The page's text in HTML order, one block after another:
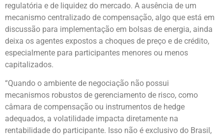
regulatória e de liquidez do mercado. A ausência de um
mecanismo centralizado de compensação, algo que está em
discussão para implementação em bolsas de energia, ainda
deixa os agentes expostos a choques de preço e de crédito,
especialmente para participantes menores ou menos
capitalizados.
“Quando o ambiente de negociação não possui
mecanismos robustos de gerenciamento de risco, como
câmara de compensação ou instrumentos de hedge
adequados, a volatilidade impacta diretamente na
rentabilidade do participante. Isso não é exclusivo do Brasil,